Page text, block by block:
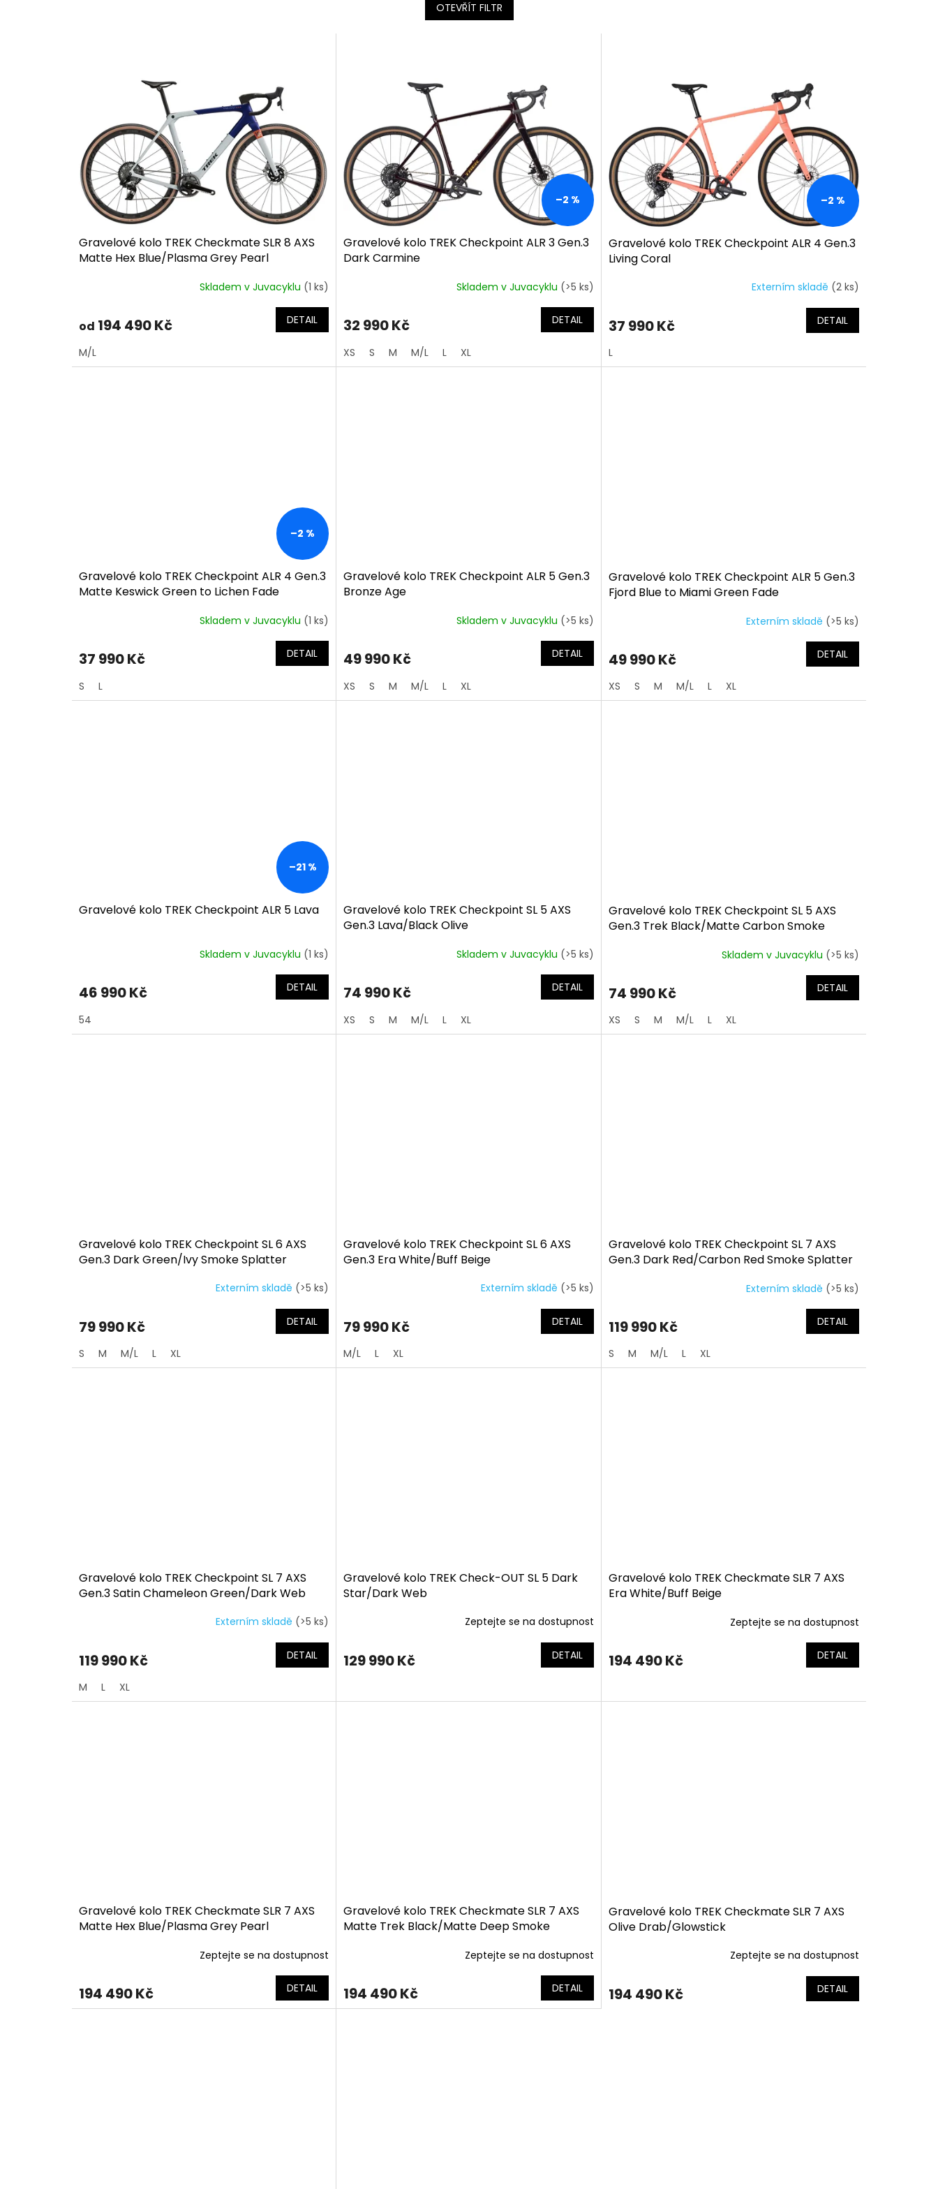
OTEVŘÍT FILTR
d
Gravelové kolo TREK Checkmate SLR 8 AXS
Matte Hex Blue/Plasma Grey Pearl
Skladem v Juvacyklu (1 ks)
od 194 490 Kč DETAIL
M/L
–2 %
Gravelové kolo TREK Checkpoint ALR 3 Gen.3
Dark Carmine
Skladem v Juvacyklu (>5 ks)
32 990 Kč DETAIL
XS S M M/L L XL
–2 %
Gravelové kolo TREK Checkpoint ALR 4 Gen.3
Living Coral
Externím skladě (2 ks)
37 990 Kč DETAIL
L
–2 %
Gravelové kolo TREK Checkpoint ALR 4 Gen.3
Matte Keswick Green to Lichen Fade
Skladem v Juvacyklu (1 ks)
37 990 Kč DETAIL
S L
Gravelové kolo TREK Checkpoint ALR 5 Gen.3
Bronze Age
Skladem v Juvacyklu (>5 ks)
49 990 Kč DETAIL
XS S M M/L L XL
Gravelové kolo TREK Checkpoint ALR 5 Gen.3
Fjord Blue to Miami Green Fade
Externím skladě (>5 ks)
49 990 Kč DETAIL
XS S M M/L L XL
–21 %
Gravelové kolo TREK Checkpoint ALR 5 Lava
Skladem v Juvacyklu (1 ks)
46 990 Kč DETAIL
54
Gravelové kolo TREK Checkpoint SL 5 AXS
Gen.3 Lava/Black Olive
Skladem v Juvacyklu (>5 ks)
74 990 Kč DETAIL
XS S M M/L L XL
Gravelové kolo TREK Checkpoint SL 5 AXS
Gen.3 Trek Black/Matte Carbon Smoke
Skladem v Juvacyklu (>5 ks)
74 990 Kč DETAIL
XS S M M/L L XL
Gravelové kolo TREK Checkpoint SL 6 AXS
Gen.3 Dark Green/Ivy Smoke Splatter
Externím skladě (>5 ks)
79 990 Kč DETAIL
S M M/L L XL
Gravelové kolo TREK Checkpoint SL 6 AXS
Gen.3 Era White/Buff Beige
Externím skladě (>5 ks)
79 990 Kč DETAIL
M/L L XL
Gravelové kolo TREK Checkpoint SL 7 AXS
Gen.3 Dark Red/Carbon Red Smoke Splatter
Externím skladě (>5 ks)
119 990 Kč DETAIL
S M M/L L XL
Gravelové kolo TREK Checkpoint SL 7 AXS
Gen.3 Satin Chameleon Green/Dark Web
Externím skladě (>5 ks)
119 990 Kč DETAIL
M L XL
Gravelové kolo TREK Check-OUT SL 5 Dark
Star/Dark Web
Zeptejte se na dostupnost
129 990 Kč DETAIL
Gravelové kolo TREK Checkmate SLR 7 AXS
Era White/Buff Beige
Zeptejte se na dostupnost
194 490 Kč DETAIL
Gravelové kolo TREK Checkmate SLR 7 AXS
Matte Hex Blue/Plasma Grey Pearl
Zeptejte se na dostupnost
194 490 Kč DETAIL
Gravelové kolo TREK Checkmate SLR 7 AXS
Matte Trek Black/Matte Deep Smoke
Zeptejte se na dostupnost
194 490 Kč DETAIL
Gravelové kolo TREK Checkmate SLR 7 AXS
Olive Drab/Glowstick
Zeptejte se na dostupnost
194 490 Kč DETAIL